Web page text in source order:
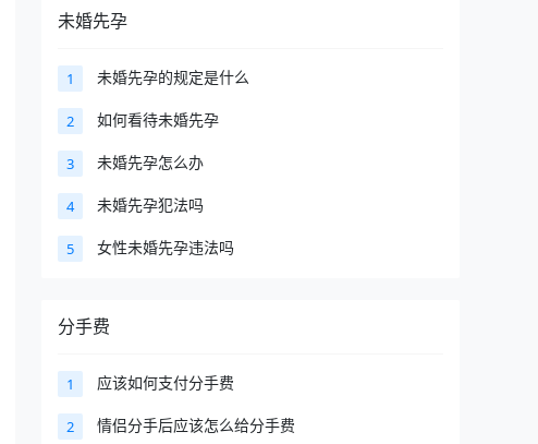
未婚先孕
1 未婚先孕的规定是什么
2 如何看待未婚先孕
3 未婚先孕怎么办
4 未婚先孕犯法吗
5 女性未婚先孕违法吗
分手费
1 应该如何支付分手费
2 情侣分手后应该怎么给分手费